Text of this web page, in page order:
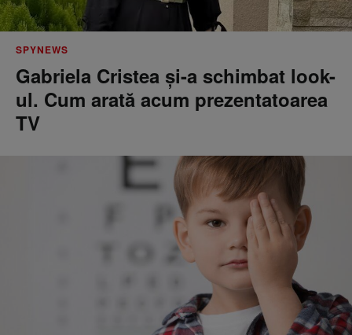
SPYNEWS
Gabriela Cristea și-a schimbat look-
ul. Cum arată acum prezentatoarea
TV